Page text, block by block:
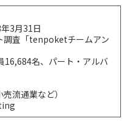
3月31日
調査「tenpoketチームアン
16,684名、パート・アルバ
流通業など）